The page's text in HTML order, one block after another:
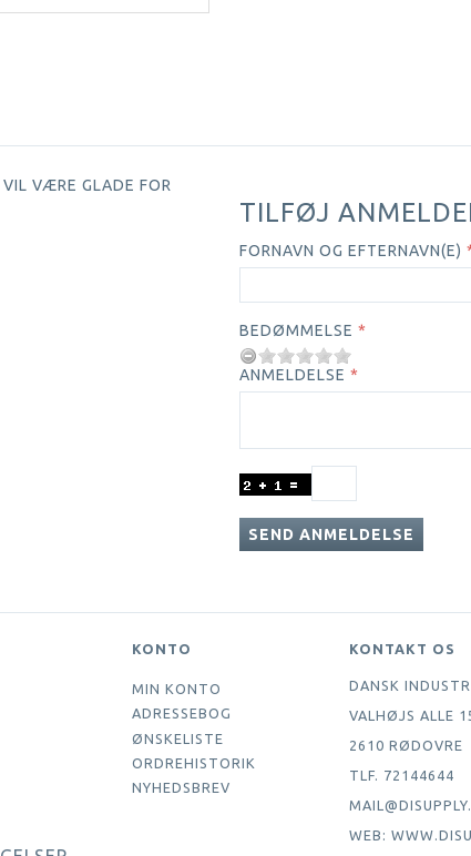
VIL VÆRE GLADE FOR
TILFØJ
FORNAVN OG EFTERNAVN(E)
BEDØMMELSE
ANMELDELSE
SEND ANMELDELSE
KONTO
MIN KONTO
ADRESSEBOG
ØNSKELISTE
ORDREHISTORIK
NYHEDSBREV
KONTAKT OS
DANSK
VALHØJS ALLE
2610 RØDOVRE
TLF. 72144644
WEB: